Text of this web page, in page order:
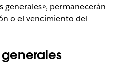
generales», permanecerán
o el vencimiento del